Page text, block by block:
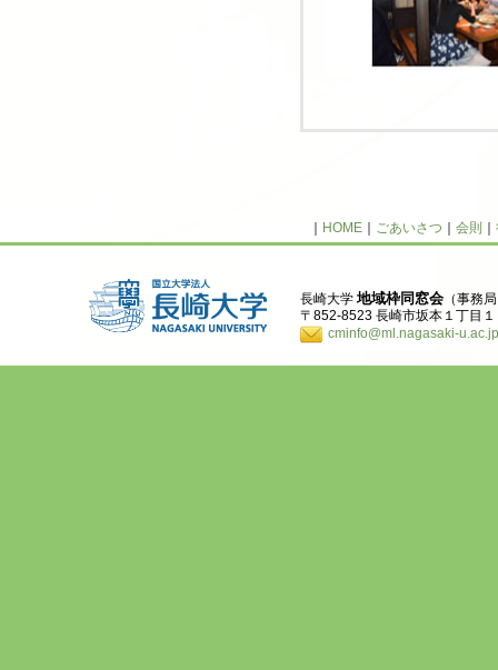
HOME ごあいさつ 会則
長崎大学 地域枠同窓会 （事務
〒852-8523 長崎市坂本１丁
cminfo@ml.nagasaki-u.ac.jp